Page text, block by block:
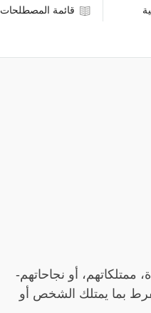
قائمة المصطلحات
أو نجاحاتهم-
بما يمتلك الشخص أو